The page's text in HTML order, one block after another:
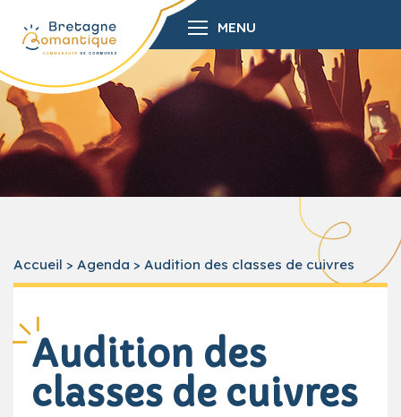
MENU
Accueil > Agenda > Audition des classes de cuivres
Audition des
classes de cuivres